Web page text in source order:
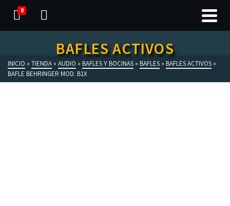
0
BAFLES ACTIVOS
INICIO » TIENDA » AUDIO » BAFLES Y BOCINAS » BAFLES » BAFLES ACTIVOS »
BAFLE BEHRINGER MOD. B1X